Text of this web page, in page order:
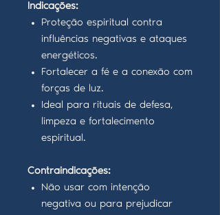
Indicações:
Proteção espiritual contra
influências negativas e ataques
energéticos.
Fortalecer a fé e a conexão com
forças de luz.
Ideal para rituais de defesa,
limpeza e fortalecimento
espiritual.
Contraindicações:
Não usar com intenção
negativa ou para prejudicar